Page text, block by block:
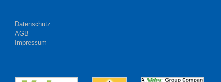
Datenschutz
AGB
Impressum